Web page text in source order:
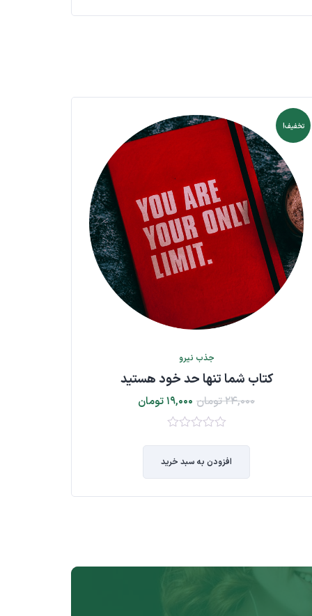
تخفیف!
جذب نیرو
کتاب شما تنها حد خود هستید
۲۴,۰۰۰تومان ۱۹,۰۰۰تومان
۵
افزودن به سبد خرید